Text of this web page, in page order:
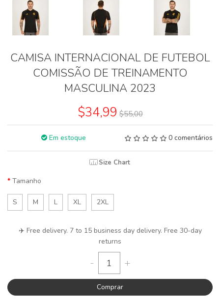
CAMISA INTERNACIONAL DE FUTEBOL
COMISSÃO DE TREINAMENTO
MASCULINA 2023
$34,99 $55,00
Em estoque 0 comentários
Size Chart
Tamanho
S M L XL 2XL
✈️ Free delivery. 7 to 15 business day delivery. Free 30-day
returns
- +
Comprar